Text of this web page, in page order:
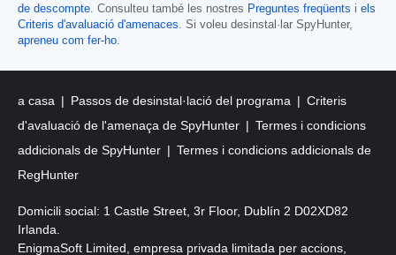
de descompte. Consulteu també les nostres Preguntes freqüents i els
Criteris d'avaluació d'amenaces. Si voleu desinstal·lar SpyHunter,
apreneu com fer-ho.
a casa Passos de desinstal·lació del programa
Criteris
d'avaluació de l'amenaça de SpyHunter
Termes i condicions
addicionals de SpyHunter
Termes i condicions addicionals de
RegHunter
Domicili social: 1 Castle Street, 3r Floor, Dublín 2 D02XD82
Irlanda.
EnigmaSoft Limited, empresa privada limitada per accions,